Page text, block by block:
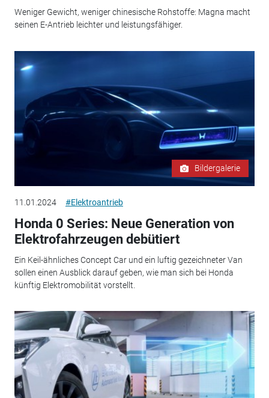
Weniger Gewicht, weniger chinesische Rohstoffe: Magna macht
seinen E-Antrieb leichter und leistungsfähiger.
Bildergalerie
11.01.2024 #Elektroantrieb
Honda 0 Series: Neue Generation von
Elektrofahrzeugen debütiert
Ein Keil-ähnliches Concept Car und ein luftig gezeichneter Van
sollen einen Ausblick darauf geben, wie man sich bei Honda
künftig Elektromobilität vorstellt.